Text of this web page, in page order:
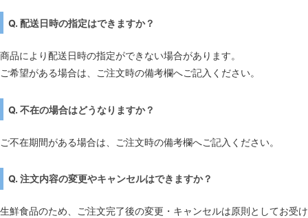
Q. 配送日時の指定はできますか？
商品により配送日時の指定ができない場合があります。
ご希望がある場合は、ご注文時の備考欄へご記入ください。
Q. 不在の場合はどうなりますか？
ご不在期間がある場合は、ご注文時の備考欄へご記入ください。
Q. 注文内容の変更やキャンセルはできますか？
生鮮食品のため、ご注文完了後の変更・キャンセルは原則としてお受け